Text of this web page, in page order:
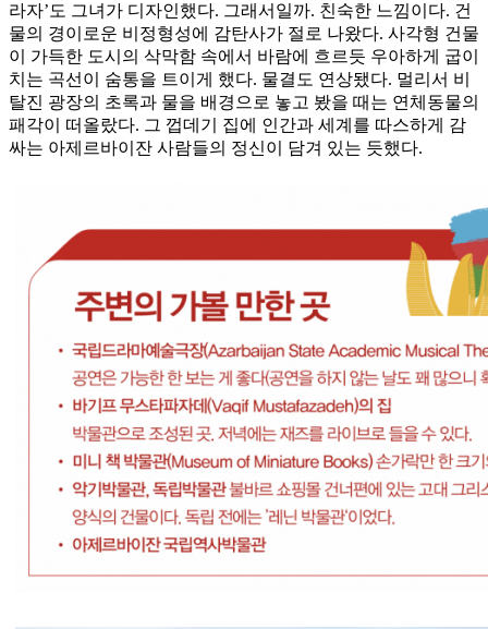
라자’도 그녀가 디자인했다. 그래서일까. 친숙한 느낌이다. 건
물의 경이로운 비정형성에 감탄사가 절로 나왔다. 사각형 건물
이 가득한 도시의 삭막함 속에서 바람에 흐르듯 우아하게 굽이
치는 곡선이 숨통을 트이게 했다. 물결도 연상됐다. 멀리서 비
탈진 광장의 초록과 물을 배경으로 놓고 봤을 때는 연체동물의
패각이 떠올랐다. 그 껍데기 집에 인간과 세계를 따스하게 감
싸는 아제르바이잔 사람들의 정신이 담겨 있는 듯했다.